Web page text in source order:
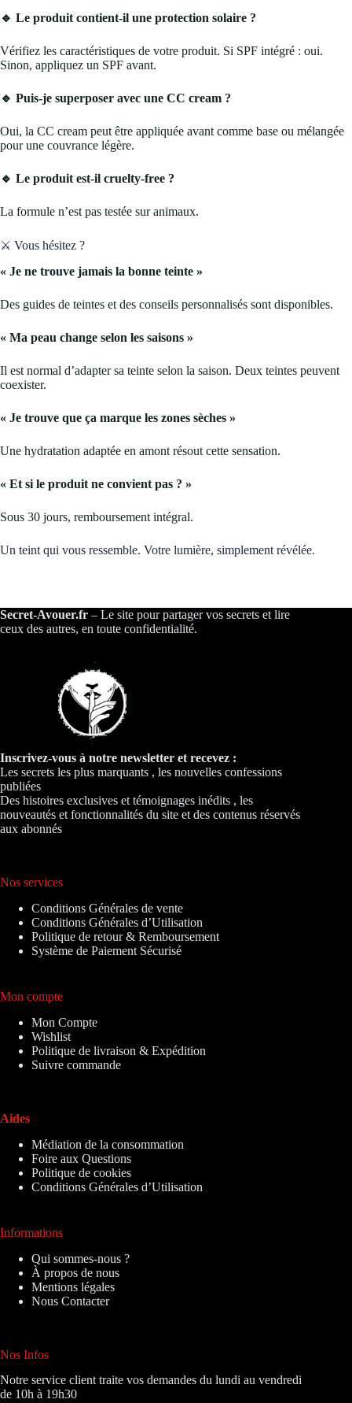
🔹 Le produit contient-il une protection solaire ?
Vérifiez les caractéristiques de votre produit. Si SPF intégré : oui.
Sinon, appliquez un SPF avant.
🔹 Puis-je superposer avec une CC cream ?
Oui, la CC cream peut être appliquée avant comme base ou mélangée
pour une couvrance légère.
🔹 Le produit est-il cruelty-free ?
La formule n’est pas testée sur animaux.
⚔️ Vous hésitez ?
« Je ne trouve jamais la bonne teinte »
Des guides de teintes et des conseils personnalisés sont disponibles.
« Ma peau change selon les saisons »
Il est normal d’adapter sa teinte selon la saison. Deux teintes peuvent
coexister.
« Je trouve que ça marque les zones sèches »
Une hydratation adaptée en amont résout cette sensation.
« Et si le produit ne convient pas ? »
Sous 30 jours, remboursement intégral.
Un teint qui vous ressemble. Votre lumière, simplement révélée.
Secret-Avouer.fr – Le site pour partager vos secrets et lire
ceux des autres, en toute confidentialité.
Inscrivez-vous à notre newsletter et recevez :
Les secrets les plus marquants , les nouvelles confessions
publiées
Des histoires exclusives et témoignages inédits , les
nouveautés et fonctionnalités du site et des contenus réservés
aux abonnés
Nos services
Conditions Générales de vente
Conditions Générales d’Utilisation
Politique de retour & Remboursement
Système de Paiement Sécurisé
Mon compte
Mon Compte
Wishlist
Politique de livraison & Expédition
Suivre commande
Aides
Médiation de la consommation
Foire aux Questions
Politique de cookies
Conditions Générales d’Utilisation
Informations
Qui sommes-nous ?
À propos de nous
Mentions légales
Nous Contacter
Nos Infos
Notre service client traite vos demandes du lundi au vendredi
de 10h à 19h30